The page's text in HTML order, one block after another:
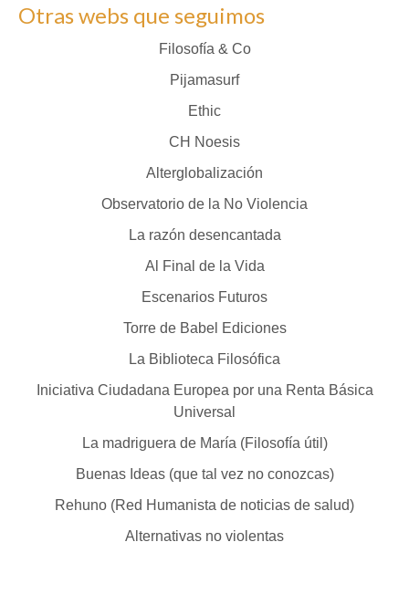
Otras webs que seguimos
Filosofía & Co
Pijamasurf
Ethic
CH Noesis
Alterglobalización
Observatorio de la No Violencia
La razón desencantada
Al Final de la Vida
Escenarios Futuros
Torre de Babel Ediciones
La Biblioteca Filosófica
Iniciativa Ciudadana Europea por una Renta Básica
Universal
La madriguera de María (Filosofía útil)
Buenas Ideas (que tal vez no conozcas)
Rehuno (Red Humanista de noticias de salud)
Alternativas no violentas